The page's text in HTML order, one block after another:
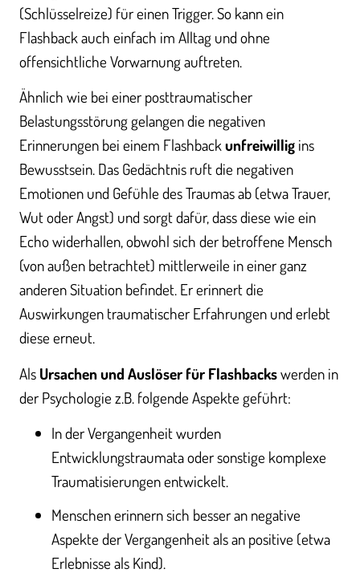
(Schlüsselreize) für einen Trigger. So kann ein
Flashback auch einfach im Alltag und ohne
offensichtliche Vorwarnung auftreten.
Ähnlich wie bei einer posttraumatischer
Belastungsstörung gelangen die negativen
Erinnerungen bei einem Flashbackunfreiwillig ins
Bewusstsein. Das Gedächtnis ruft die negativen
Emotionen und Gefühle des Traumas ab (etwa Trauer,
Wut oder Angst) und sorgt dafür, dass diese wie ein
Echo widerhallen, obwohl sich der betroffene Mensch
(von außen betrachtet) mittlerweile in einer ganz
anderen Situation befindet. Er erinnert die
Auswirkungen traumatischer Erfahrungen und erlebt
diese erneut.
Als Ursachen und Auslöser für Flashbackswerden in
der Psychologie z.B. folgende Aspekte geführt:
In der Vergangenheit wurden
Entwicklungstraumata oder sonstige komplexe
Traumatisierungen entwickelt.
Menschen erinnern sich besser an negative
Aspekte der Vergangenheit als an positive (etwa
Erlebnisse als Kind).